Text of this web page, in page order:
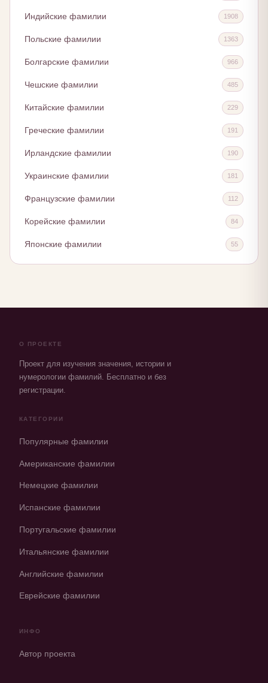
Индийские фамилии 1908
Польские фамилии 1363
Болгарские фамилии 966
Чешские фамилии 485
Китайские фамилии 229
Греческие фамилии 191
Ирландские фамилии 190
Украинские фамилии 181
Французские фамилии 112
Корейские фамилии 84
Японские фамилии 55
О ПРОЕКТЕ
Проект для изучения значения, истории и
нумерологии фамилий. Бесплатно и без
регистрации.
КАТЕГОРИИ
Популярные фамилии
Американские фамилии
Немецкие фамилии
Испанские фамилии
Португальские фамилии
Итальянские фамилии
Английские фамилии
Еврейские фамилии
ИНФО
Автор проекта